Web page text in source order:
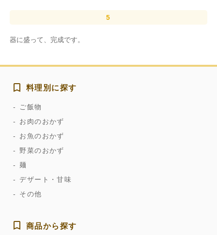
器に盛って、完成です。
料理別に探す
ご飯物
お肉のおかず
お魚のおかず
野菜のおかず
麺
デザート・甘味
その他
商品から探す